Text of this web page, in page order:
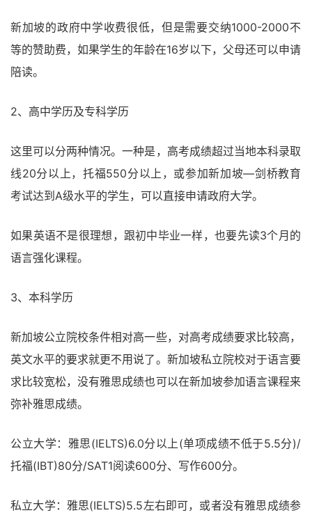
新加坡的政府中学收费很低，但是需要交纳1000-2000不
等的赞助费，如果学生的年龄在16岁以下，父母还可以申请
陪读。
2、高中学历及专科学历
这里可以分两种情况。一种是，高考成绩超过当地本科录取
线20分以上，托福550分以上，或参加新加坡―剑桥教育
考试达到A级水平的学生，可以直接申请政府大学。
如果英语不是很理想，跟初中毕业一样，也要先读3个月的
语言强化课程。
3、本科学历
新加坡公立院校条件相对高一些，对高考成绩要求比较高，
英文水平的要求就更不用说了。新加坡私立院校对于语言要
求比较宽松，没有雅思成绩也可以在新加坡参加语言课程来
弥补雅思成绩。
公立大学：雅思(IELTS)6.0分以上(单项成绩不低于5.5分)/
托福(IBT)80分/SAT1阅读600分、写作600分。
私立大学：雅思(IELTS)5.5左右即可，或者没有雅思成绩参